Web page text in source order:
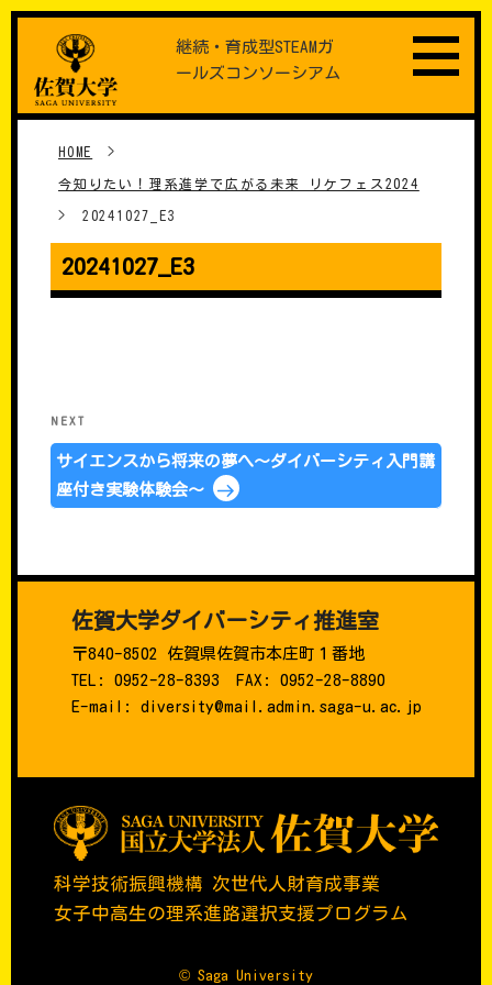
content
継続・育成型STEAMガ
ールズコンソーシアム
HOME >
今知りたい！理系進学で広がる未来 リケフェス2024
> 20241027_E3
20241027_E3
Next
Post
NEXT
サイエンスから将来の夢へ～ダイバーシティ入門講
座付き実験体験会～
科学技術振興機構 次世代人財育成事業
女子中高生の理系進路選択支援プログラム
佐賀大学ダイバーシティ推進室
〒840-8502 佐賀県佐賀市本庄町１番地
TEL: 0952-28-8393 FAX: 0952-28-8890
E-mail: diversity@mail.admin.saga-u.ac.jp
© Saga University